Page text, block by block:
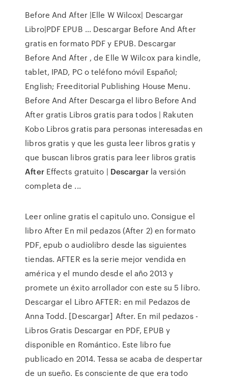
Before And After |Elle W Wilcox| Descargar
Libro|PDF EPUB ... Descargar Before And After
gratis en formato PDF y EPUB. Descargar
Before And After , de Elle W Wilcox para kindle,
tablet, IPAD, PC o teléfono móvil Español;
English; Freeditorial Publishing House Menu.
Before And After Descarga el libro Before And
After gratis Libros gratis para todos | Rakuten
Kobo Libros gratis para personas interesadas en
libros gratis y que les gusta leer libros gratis y
que buscan libros gratis para leer libros gratis
AfterEffects gratuito | Descargarla versión
completa de ...
Leer online gratis el capitulo uno. Consigue el
libro After En mil pedazos (After 2) en formato
PDF, epub o audiolibro desde las siguientes
tiendas. AFTER es la serie mejor vendida en
américa y el mundo desde el año 2013 y
promete un éxito arrollador con este su 5 libro.
Descargar el Libro AFTER: en mil Pedazos de
Anna Todd. [Descargar] After. En mil pedazos -
Libros Gratis Descargar en PDF, EPUB y
disponible en Romántico. Este libro fue
publicado en 2014. Tessa se acaba de despertar
de un sueño. Es consciente de que era todo